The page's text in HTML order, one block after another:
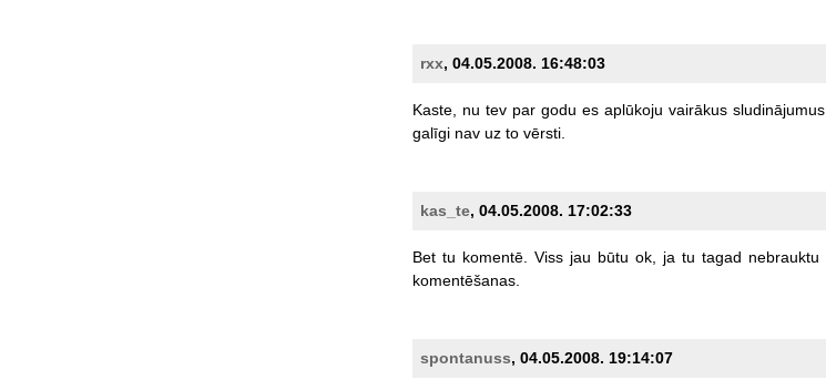
rxx, 04.05.2008. 16:48:03
Kaste, nu tev par godu es aplūkoju vairākus sludinājumus
galīgi nav uz to vērsti.
kas_te, 04.05.2008. 17:02:33
Bet tu komentē. Viss jau būtu ok, ja tu tagad nebrauktu
komentēšanas.
spontanuss, 04.05.2008. 19:14:07